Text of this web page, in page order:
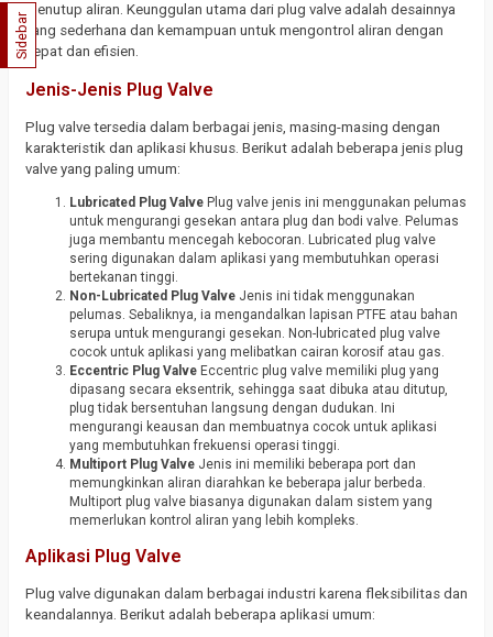
menutup aliran. Keunggulan utama dari plug valve adalah desainnya
yang sederhana dan kemampuan untuk mengontrol aliran dengan
cepat dan efisien.
Jenis-Jenis Plug Valve
Plug valve tersedia dalam berbagai jenis, masing-masing dengan
karakteristik dan aplikasi khusus. Berikut adalah beberapa jenis plug
valve yang paling umum:
Lubricated Plug Valve Plug valve jenis ini menggunakan pelumas
untuk mengurangi gesekan antara plug dan bodi valve. Pelumas
juga membantu mencegah kebocoran. Lubricated plug valve
sering digunakan dalam aplikasi yang membutuhkan operasi
bertekanan tinggi.
Non-Lubricated Plug Valve Jenis ini tidak menggunakan
pelumas. Sebaliknya, ia mengandalkan lapisan PTFE atau bahan
serupa untuk mengurangi gesekan. Non-lubricated plug valve
cocok untuk aplikasi yang melibatkan cairan korosif atau gas.
Eccentric Plug Valve Eccentric plug valve memiliki plug yang
dipasang secara eksentrik, sehingga saat dibuka atau ditutup,
plug tidak bersentuhan langsung dengan dudukan. Ini
mengurangi keausan dan membuatnya cocok untuk aplikasi
yang membutuhkan frekuensi operasi tinggi.
Multiport Plug Valve Jenis ini memiliki beberapa port dan
memungkinkan aliran diarahkan ke beberapa jalur berbeda.
Multiport plug valve biasanya digunakan dalam sistem yang
memerlukan kontrol aliran yang lebih kompleks.
Aplikasi Plug Valve
Plug valve digunakan dalam berbagai industri karena fleksibilitas dan
keandalannya. Berikut adalah beberapa aplikasi umum:
Sidebar